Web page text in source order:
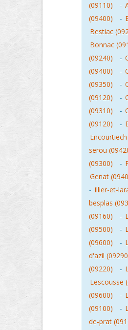
(09110)
-
(09400)
-
Bestiac
Bonnac
(09240)
-
(09400)
-
(09350)
-
(09120)
-
(09310)
-
(09120)
-
serou
(09300)
-
Genat
- Illier-et-
besplas
(09160)
-
(09500)
-
(09600)
-
d'azil
(09220)
-
Lescousse
(09600)
-
(09100)
-
de-prat